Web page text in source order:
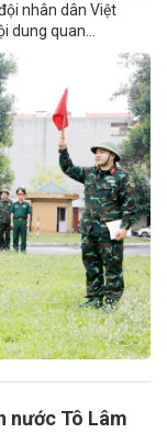
nhân dân Việt
dung quan...
nước Tô Lâm